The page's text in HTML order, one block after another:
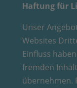
Haftung für
Unser
Websites
Einfluss
fremden
übernehmen.